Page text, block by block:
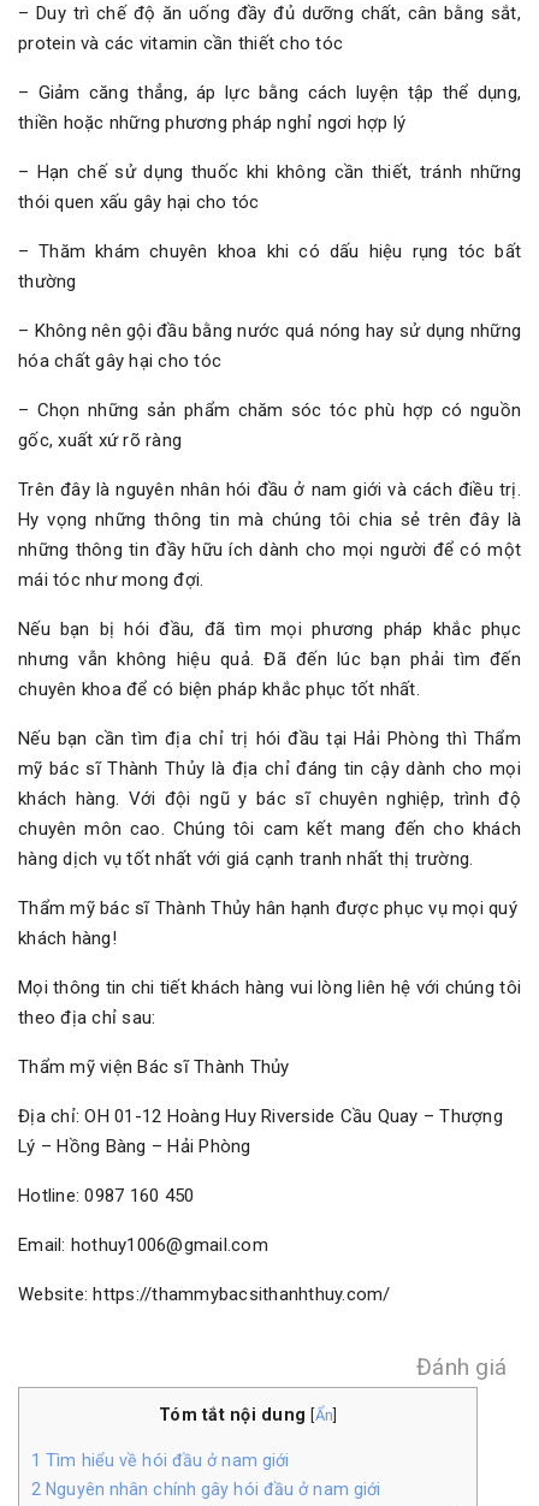
– Duy trì chế độ ăn uống đầy đủ dưỡng chất, cân bằng sắt,
protein và các vitamin cần thiết cho tóc
– Giảm căng thẳng, áp lực bằng cách luyện tập thể dụng,
thiền hoặc những phương pháp nghỉ ngơi hợp lý
– Hạn chế sử dụng thuốc khi không cần thiết, tránh những
thói quen xấu gây hại cho tóc
– Thăm khám chuyên khoa khi có dấu hiệu rụng tóc bất
thường
– Không nên gội đầu bằng nước quá nóng hay sử dụng những
hóa chất gây hại cho tóc
– Chọn những sản phẩm chăm sóc tóc phù hợp có nguồn
gốc, xuất xứ rõ ràng
Trên đây là nguyên nhân hói đầu ở nam giới và cách điều trị.
Hy vọng những thông tin mà chúng tôi chia sẻ trên đây là
những thông tin đầy hữu ích dành cho mọi người để có một
mái tóc như mong đợi.
Nếu bạn bị hói đầu, đã tìm mọi phương pháp khắc phục
nhưng vẫn không hiệu quả. Đã đến lúc bạn phải tìm đến
chuyên khoa để có biện pháp khắc phục tốt nhất.
Nếu bạn cần tìm địa chỉ trị hói đầu tại Hải Phòng thì Thẩm
mỹ bác sĩ Thành Thủy là địa chỉ đáng tin cậy dành cho mọi
khách hàng. Với đội ngũ y bác sĩ chuyên nghiệp, trình độ
chuyên môn cao. Chúng tôi cam kết mang đến cho khách
hàng dịch vụ tốt nhất với giá cạnh tranh nhất thị trường.
Thẩm mỹ bác sĩ Thành Thủy hân hạnh được phục vụ mọi quý
khách hàng!
Mọi thông tin chi tiết khách hàng vui lòng liên hệ với chúng tôi
theo địa chỉ sau:
Thẩm mỹ viện Bác sĩ Thành Thủy
Địa chỉ: OH 01-12 Hoàng Huy Riverside Cầu Quay – Thượng
Lý – Hồng Bàng – Hải Phòng
Hotline: 0987 160 450
Email: hothuy1006@gmail.com
Website: https://thammybacsithanhthuy.com/
Đánh giá
Tóm tắt nội dung [Ẩn]
1 Tìm hiểu về hói đầu ở nam giới
2 Nguyên nhân chính gây hói đầu ở nam giới